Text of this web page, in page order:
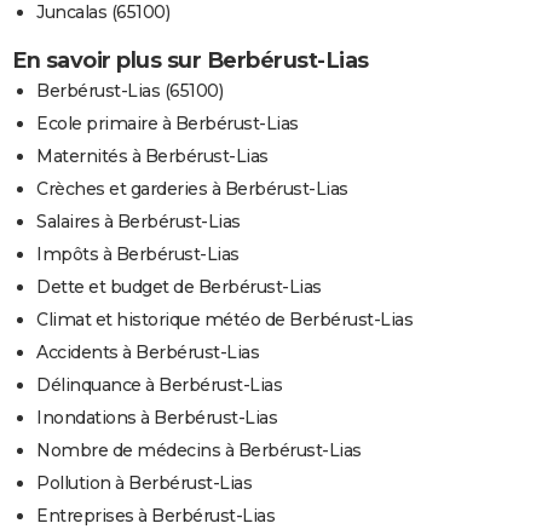
Juncalas (65100)
En savoir plus sur Berbérust-Lias
Berbérust-Lias (65100)
Ecole primaire à Berbérust-Lias
Maternités à Berbérust-Lias
Crèches et garderies à Berbérust-Lias
Salaires à Berbérust-Lias
Impôts à Berbérust-Lias
Dette et budget de Berbérust-Lias
Climat et historique météo de Berbérust-Lias
Accidents à Berbérust-Lias
Délinquance à Berbérust-Lias
Inondations à Berbérust-Lias
Nombre de médecins à Berbérust-Lias
Pollution à Berbérust-Lias
Entreprises à Berbérust-Lias